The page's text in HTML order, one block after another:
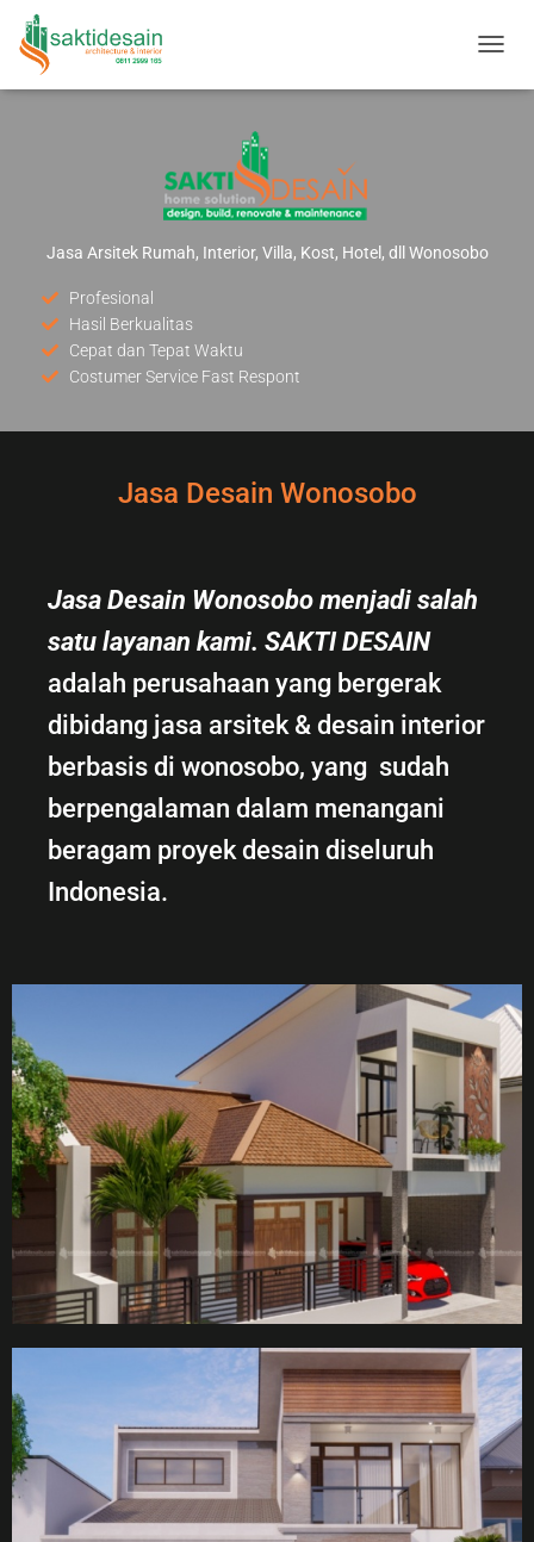
Jasa Arsitek Rumah, Interior, Villa, Kost, Hotel, dll Wonosobo
Profesional
Hasil Berkualitas
Cepat dan Tepat Waktu
Costumer Service Fast Respont
Jasa Desain Wonosobo
Jasa Desain Wonosobo menjadi salah
satu layanan kami. SAKTI DESAIN
adalah perusahaan yang bergerak
dibidang jasa arsitek & desain interior
berbasis di wonosobo, yang sudah
berpengalaman dalam menangani
beragam proyek desain diseluruh
Indonesia.